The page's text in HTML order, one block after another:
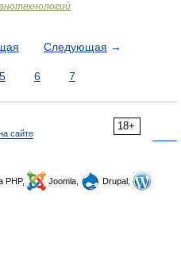
Следующая →
5 6 7
18+
сайте
PHP, Joomla,
Drupal,